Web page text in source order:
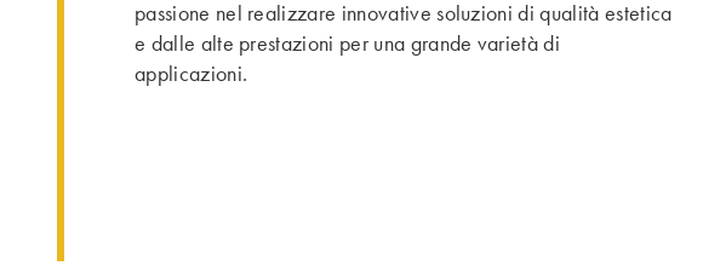
passione nel realizzare innovative soluzioni di qualità estetica
e dalle alte prestazioni per una grande varietà di
applicazioni.